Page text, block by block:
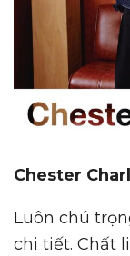
Chester
Luôn chú
chi tiết. Chất